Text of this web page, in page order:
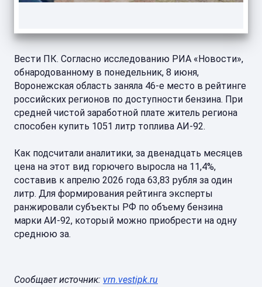
Вести ПК. Согласно исследованию РИА «Новости»,
обнародованному в понедельник, 8 июня,
Воронежская область заняла 46-е место в рейтинге
российских регионов по доступности бензина. При
средней чистой заработной плате житель региона
способен купить 1051 литр топлива АИ-92.
Как подсчитали аналитики, за двенадцать месяцев
цена на этот вид горючего выросла на 11,4%,
составив к апрелю 2026 года 63,83 рубля за один
литр. Для формирования рейтинга эксперты
ранжировали субъекты РФ по объему бензина
марки АИ-92, который можно приобрести на одну
среднюю за.
Сообщает источник: vrn.vestipk.ru